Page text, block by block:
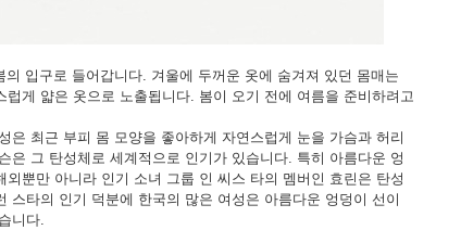
입구로 들어갑니다. 겨울에 두꺼운 옷에 숨겨져 있던 몸매는
게 얇은 옷으로 노출됩니다. 봄이 오기 전에 여름을 준비하려고
은 최근 부피 몸 모양을 좋아하게 자연스럽게 눈을 가슴과 허리
은 그 탄성체로 세계적으로 인기가 있습니다. 특히 아름다운 엉
뿐만 아니라 인기 소녀 그룹 인 씨스 타의 멤버인 효린은 탄성
스타의 인기 덕분에 한국의 많은 여성은 아름다운 엉덩이 선이
니다.